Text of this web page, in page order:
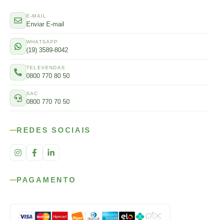
E-MAIL
Enviar E-mail
WHATSAPP
(19) 3589-8042
TELEVENDAS
0800 770 80 50
SAC
0800 770 70 50
REDES SOCIAIS
PAGAMENTO